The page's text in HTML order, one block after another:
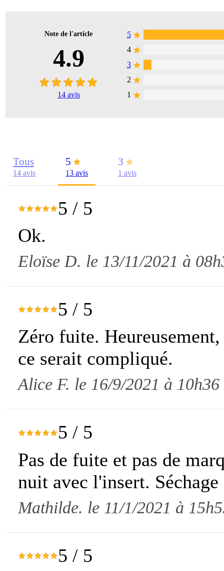
Note de l'article
4.9
14avis
5
4
3
2
1
Tous
14 avis
5
13 avis
3
1 avis
5 / 5
Ok.
Eloïse D. le 13/11/2021 à
5 / 5
Zéro fuite.
ce serait compliqué.
Alice F. le 16/9/2021 à 10h36
5 / 5
Pas de fuite et pas de
nuit avec l'insert. Séchage
Mathilde. le 11/1/2021 à
5 / 5